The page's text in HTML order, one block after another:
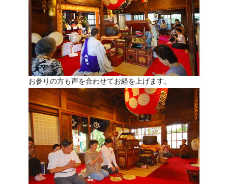
お参りの方も声を合わせてお経を上げます。